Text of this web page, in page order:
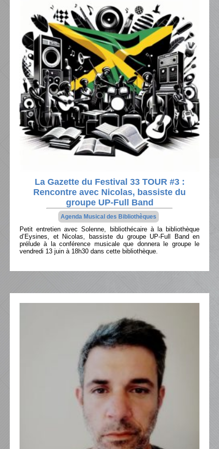
La Gazette du Festival 33 TOUR #3 :
Rencontre avec Nicolas, bassiste du
groupe UP-Full Band
Agenda Musical des Bibliothèques
Petit entretien avec Solenne, bibliothécaire à la bibliothèque
d’Eysines, et Nicolas, bassiste du groupe UP-Full Band en
prélude à la conférence musicale que donnera le groupe le
vendredi 13 juin à 18h30 dans cette bibliothèque.